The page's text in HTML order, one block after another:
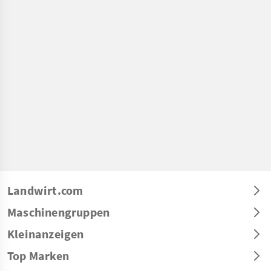
Landwirt.com
Maschinengruppen
Kleinanzeigen
Top Marken